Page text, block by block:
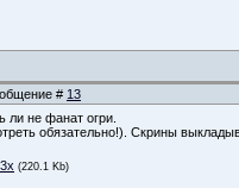
# 13
ли не фанат огри.
обязательно!). Скрины
(220.1 Kb)